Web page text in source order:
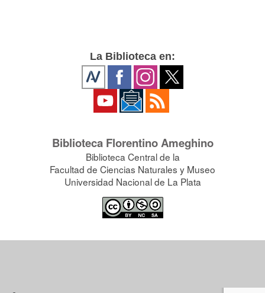
La Biblioteca en:
Biblioteca Florentino Ameghino
Biblioteca Central de la
Facultad de Ciencias Naturales y Museo
Universidad Nacional de La Plata